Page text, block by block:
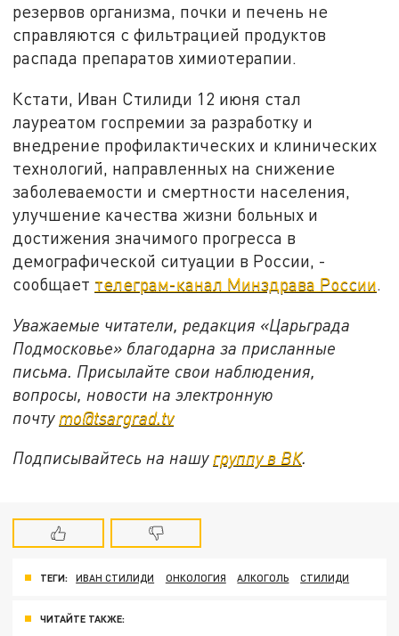
резервов организма, почки и печень не
справляются с фильтрацией продуктов
распада препаратов химиотерапии.
Кстати, Иван Стилиди 12 июня стал
лауреатом госпремии за разработку и
внедрение профилактических и клинических
технологий, направленных на снижение
заболеваемости и смертности населения,
улучшение качества жизни больных и
достижения значимого прогресса в
демографической ситуации в России, -
сообщает телеграм-канал Минздрава России.
Уважаемые читатели, редакция «Царьграда
Подмосковье» благодарна за присланные
письма. Присылайте свои наблюдения,
вопросы, новости на электронную
почту mo@tsargrad.tv
Подписывайтесь на нашу группу в ВК.
ТЕГИ: ИВАН СТИЛИДИ ОНКОЛОГИЯ АЛКОГОЛЬ СТИЛИДИ
ЧИТАЙТЕ ТАКЖЕ: